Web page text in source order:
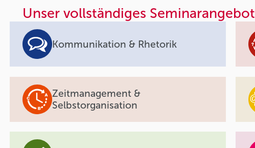
Unser vollständiges Seminarangebot
Kommunikation & Rhetorik
Zeitmanagement &
Selbstorganisation